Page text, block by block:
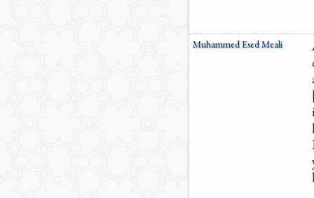
Muhammed Esed Meali